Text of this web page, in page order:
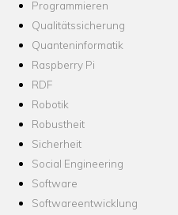
Programmieren
Qualitätssicherung
Quanteninformatik
Raspberry Pi
RDF
Robotik
Robustheit
Sicherheit
Social Engineering
Software
Softwareentwicklung